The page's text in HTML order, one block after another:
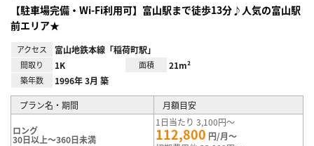
【駐車場完備・Wi-Fi利用可】富山駅まで徒歩13分♪人気の富山駅
前エリア★
アクセス 富山地鉄本線「稲荷町駅」
間取り 1K 面積 21m²
築年数 1996年 3月 築
プラン名・期間 月額目安
ロング
30日以上～360日未満
1日当たり 3,100円～
112,800 円/月～